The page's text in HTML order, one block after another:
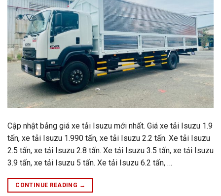
Cập nhật bảng giá xe tải Isuzu mới nhất. Giá xe tải Isuzu 1.9
tấn, xe tải Isuzu 1.990 tấn, xe tải Isuzu 2.2 tấn. Xe tải Isuzu
2.5 tấn, xe tải Isuzu 2.8 tấn. Xe tải Isuzu 3.5 tấn, xe tải Isuzu
3.9 tấn, xe tải Isuzu 5 tấn. Xe tải Isuzu 6.2 tấn, …
CONTINUE READING →